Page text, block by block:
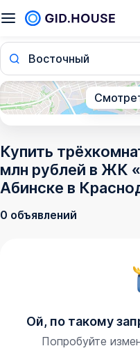
Восточный
Купить
млн рублей в ЖК
Абинске в
0 объявлений
Ой, по такому
Попробуйте